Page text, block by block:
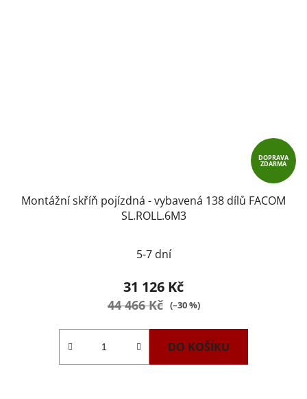
DOPRAVA
ZDARMA
Montážní skříň pojízdná - vybavená 138 dílů FACOM
SL.ROLL.6M3
5-7 dní
31 126 Kč
44 466 Kč (–30 %)
DO KOŠÍKU